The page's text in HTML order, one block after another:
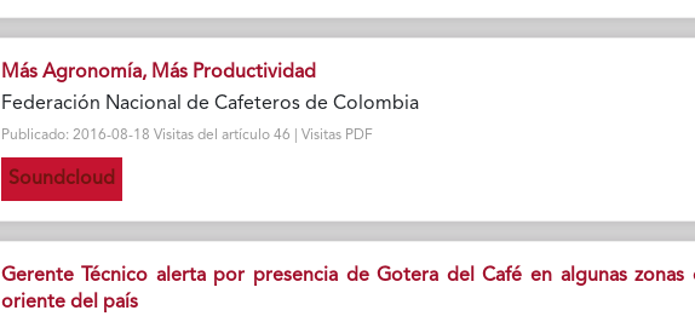
Más Agronomía, Más Productividad
Federación Nacional de Cafeteros de Colombia
Publicado: 2016-08-18 Visitas del artículo 46 | Visitas PDF
Soundcloud
Gerente Técnico alerta por presencia de Gotera del Café en algunas zonas
oriente del país